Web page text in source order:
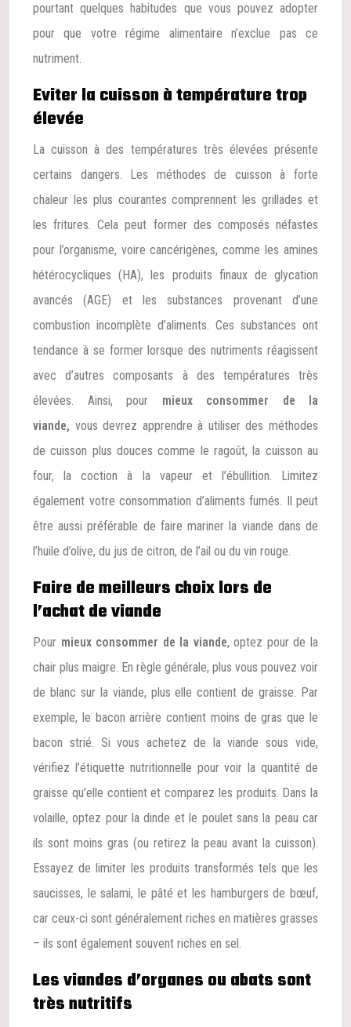
pourtant quelques habitudes que vous pouvez adopter
pour que votre régime alimentaire n’exclue pas ce
nutriment.
Eviter la cuisson à température trop
élevée
La cuisson à des températures très élevées présente
certains dangers. Les méthodes de cuisson à forte
chaleur les plus courantes comprennent les grillades et
les fritures. Cela peut former des composés néfastes
pour l’organisme, voire cancérigènes, comme les amines
hétérocycliques (HA), les produits finaux de glycation
avancés (AGE) et les substances provenant d’une
combustion incomplète d’aliments. Ces substances ont
tendance à se former lorsque des nutriments réagissent
avec d’autres composants à des températures très
élevées. Ainsi, pour mieux consommer de la
viande, vous devrez apprendre à utiliser des méthodes
de cuisson plus douces comme le ragoût, la cuisson au
four, la coction à la vapeur et l’ébullition. Limitez
également votre consommation d’aliments fumés. Il peut
être aussi préférable de faire mariner la viande dans de
l’huile d’olive, du jus de citron, de l’ail ou du vin rouge.
Faire de meilleurs choix lors de
l’achat de viande
Pour mieux consommer de la viande, optez pour de la
chair plus maigre. En règle générale, plus vous pouvez voir
de blanc sur la viande, plus elle contient de graisse. Par
exemple, le bacon arrière contient moins de gras que le
bacon strié. Si vous achetez de la viande sous vide,
vérifiez l’étiquette nutritionnelle pour voir la quantité de
graisse qu’elle contient et comparez les produits. Dans la
volaille, optez pour la dinde et le poulet sans la peau car
ils sont moins gras (ou retirez la peau avant la cuisson).
Essayez de limiter les produits transformés tels que les
saucisses, le salami, le pâté et les hamburgers de bœuf,
car ceux-ci sont généralement riches en matières grasses
– ils sont également souvent riches en sel.
Les viandes d’organes ou abats sont
très nutritifs